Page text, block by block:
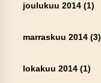
joulukuu 2014(1)
marraskuu 2014(3)
lokakuu 2014(1)